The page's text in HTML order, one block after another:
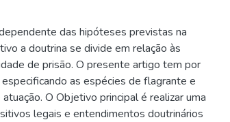
das hipóteses previstas na
a doutrina se divide em relação às
de prisão. O presente artigo tem por
as espécies de flagrante e
O Objetivo principal é realizar uma
legais e entendimentos doutrinários